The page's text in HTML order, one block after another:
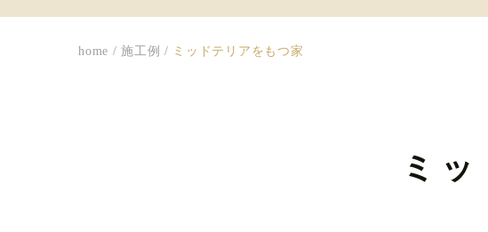
home /施工例 / ミッドテリアをもつ家
ミ